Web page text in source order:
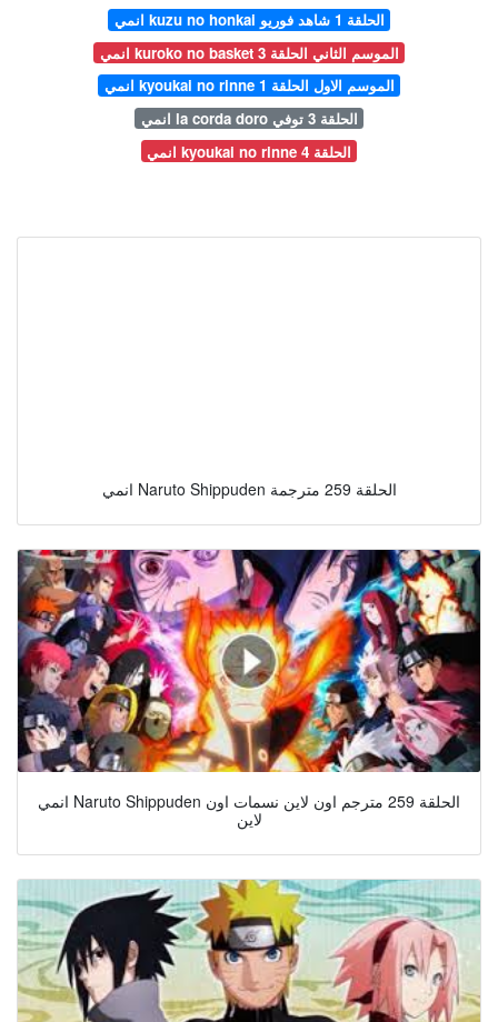
انمي kuzu no honkai الحلقة 1 شاهد فوريو
انمي kuroko no basket الموسم الثاني الحلقة 3
انمي kyoukai no rinne الموسم الاول الحلقة 1
انمي la corda doro الحلقة 3 توفي
انمي kyoukai no rinne الحلقة 4
انمي Naruto Shippuden الحلقة 259 مترجمة
انمي Naruto Shippuden الحلقة 259 مترجم اون لاين نسمات اون
لاين